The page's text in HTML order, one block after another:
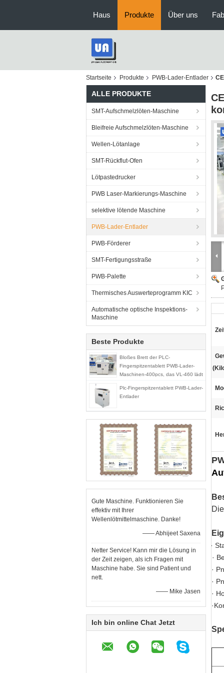
Haus Produkte Über uns
Startseite Produkte PWB-Lader-Entlader
ALLE PRODUKTE
SMT-Aufschmelzlöten-Maschine
Bleifreie Aufschmelzlöten-Maschine
Wellen-Lötanlage
SMT-Rückflut-Ofen
Lötpastedrucker
PWB Laser-Markierungs-Maschine
selektive lötende Maschine
PWB-Lader-Entlader
PWB-Förderer
SMT-Fertigungsstraße
PWB-Palette
Thermisches Auswerteprogramm KIC
Automatische optische Inspektions-
Maschine
Beste Produkte
Bloßes Brett der PLC-
Fingerspitzentablett PWB-Lader-
Maschinen-400pcs, das VL-460 lädt
Plc-Fingerspitzentablett PWB-Lader-
Entlader
Gute Maschine. Funktionieren Sie
effektiv mit Ihrer
Wellenlötmittelmaschine. Danke!
—— Abhijeet Saxena
Netter Service! Kann mir die Lösung in
der Zeit zeigen, als ich Fragen mit
Maschine habe. Sie sind Patient und
nett.
—— Mike Jasen
Ich bin online Chat Jetzt
·
·
·
·
·